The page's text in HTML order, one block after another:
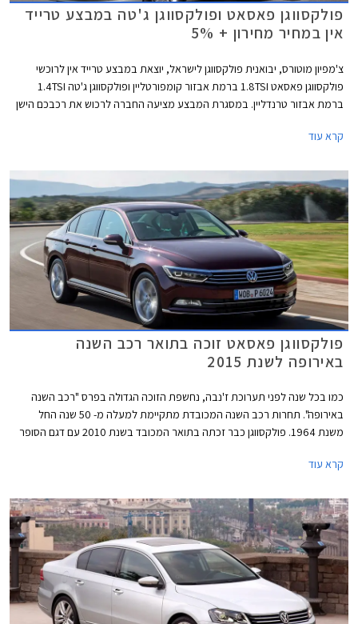
פולקסווגן פאסאט ופולקסווגן ג'טה במבצע טרייד
אין במחיר מחירון + 5%
צ'מפיון מוטורס, יבואנית פולקסווגן לישראל, יוצאת במבצע טרייד אין לרוכשי
פולקסווגן פאסאט 1.8TSI ברמת אבזור קומפורטליין ופולקסווגן ג'טה 1.4TSI
ברמת אבזור טרנדליין. במסגרת המבצע מציעה החברה לרכוש את רכבכם הישן
קרא עוד
פולקסווגן פאסאט זוכה בתואר רכב השנה
באירופה לשנת 2015
כמו בכל שנה לפני תערוכת ז'נבה, נחשפת הזוכה הגדולה בפרס "רכב השנה
באירופה". תחרות רכב השנה המכובדת מתקיימת למעלה מ- 50 שנה החל
משנת 1964. פולקסווגן כבר זכתה בתואר המכובד בשנת 2010 עם דגם הסופר
גולף. כעת תורה של פולקסווגן פאסאט החדשה לזכות בתואר הנחשק.
קרא עוד